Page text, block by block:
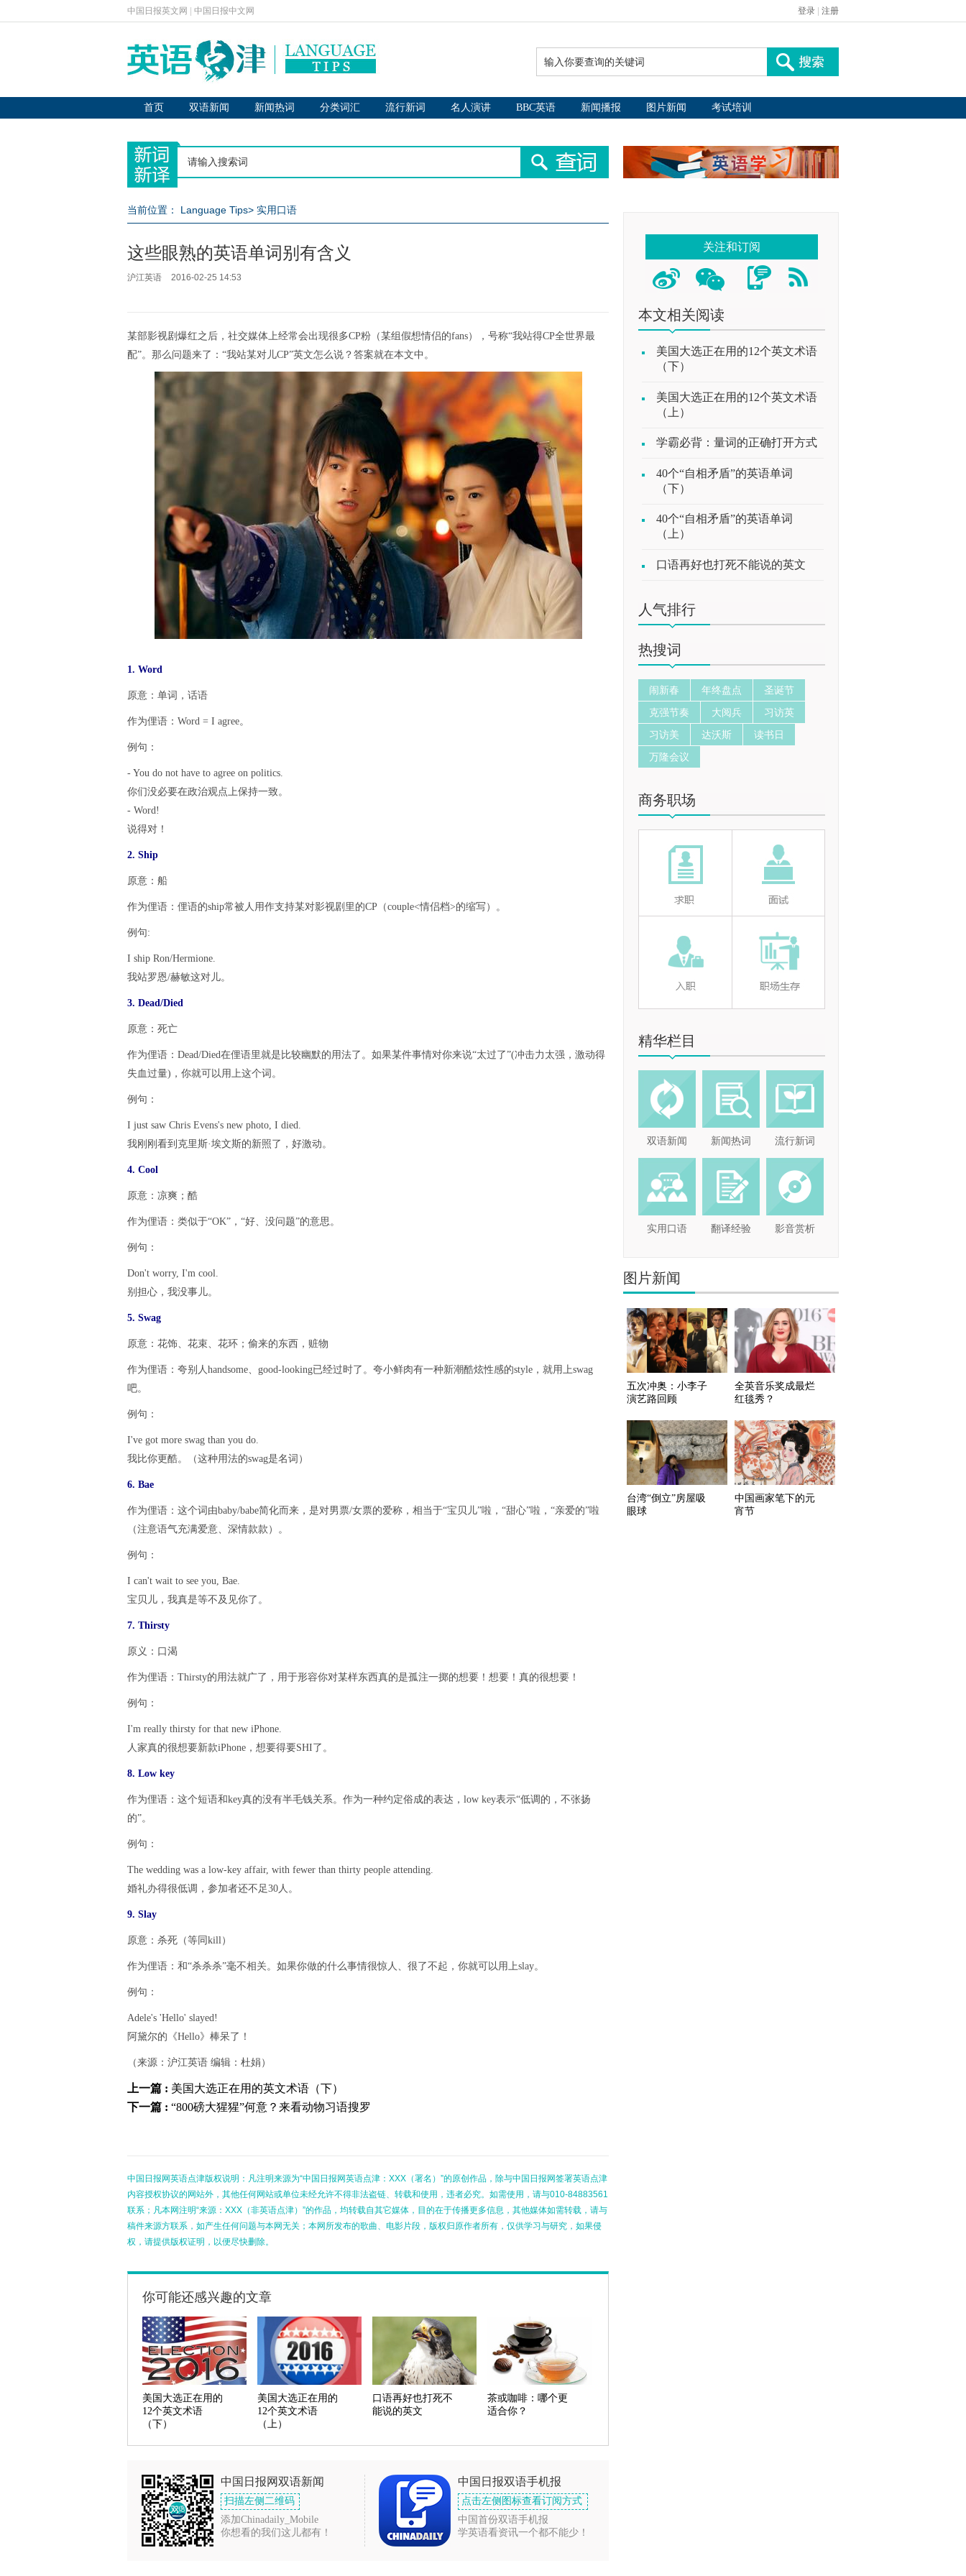
中国日报英文网 中国日报中文网 登录 注册
首页 双语新闻 新闻热词 分类词汇 流行新词 名人演讲 BBC英语 新闻播报 图片新闻 考试培训
当前位置： Language Tips> 实用口语
这些眼熟的英语单词别有含义
沪江英语 2016-02-25 14:53
某部影视剧爆红之后，社交媒体上经常会出现很多CP粉（某组假想情侣的fans），号称“我站得CP全世界最
配”。那么问题来了：“我站某对儿CP”英文怎么说？答案就在本文中。
1. Word
原意：单词，话语
作为俚语：Word = I agree。
例句：
- You do not have to agree on politics.
你们没必要在政治观点上保持一致。
- Word!
说得对！
2. Ship
原意：船
作为俚语：俚语的ship常被人用作支持某对影视剧里的CP（couple<情侣档>的缩写）。
例句:
I ship Ron/Hermione.
我站罗恩/赫敏这对儿。
3. Dead/Died
原意：死亡
作为俚语：Dead/Died在俚语里就是比较幽默的用法了。如果某件事情对你来说“太过了”(冲击力太强，激动得
失血过量)，你就可以用上这个词。
例句：
I just saw Chris Evens's new photo, I died.
我刚刚看到克里斯·埃文斯的新照了，好激动。
4. Cool
原意：凉爽；酷
作为俚语：类似于“OK”，“好、没问题”的意思。
例句：
Don't worry, I'm cool.
别担心，我没事儿。
5. Swag
原意：花饰、花束、花环；偷来的东西，赃物
作为俚语：夸别人handsome、good-looking已经过时了。夸小鲜肉有一种新潮酷炫性感的style，就用上swag
吧。
例句：
I've got more swag than you do.
我比你更酷。（这种用法的swag是名词）
6. Bae
作为俚语：这个词由baby/babe简化而来，是对男票/女票的爱称，相当于“宝贝儿”啦，“甜心”啦，“亲爱的”啦
（注意语气充满爱意、深情款款）。
例句：
I can't wait to see you, Bae.
宝贝儿，我真是等不及见你了。
7. Thirsty
原义：口渴
作为俚语：Thirsty的用法就广了，用于形容你对某样东西真的是孤注一掷的想要！想要！真的很想要！
例句：
I'm really thirsty for that new iPhone.
人家真的很想要新款iPhone，想要得要SHI了。
8. Low key
作为俚语：这个短语和key真的没有半毛钱关系。作为一种约定俗成的表达，low key表示“低调的，不张扬
的”。
例句：
The wedding was a low-key affair, with fewer than thirty people attending.
婚礼办得很低调，参加者还不足30人。
9. Slay
原意：杀死（等同kill）
作为俚语：和“杀杀杀”毫不相关。如果你做的什么事情很惊人、很了不起，你就可以用上slay。
例句：
Adele's 'Hello' slayed!
阿黛尔的《Hello》棒呆了！
（来源：沪江英语 编辑：杜娟）
上一篇 : 美国大选正在用的英文术语（下）
下一篇 : “800磅大猩猩”何意？来看动物习语搜罗
中国日报网英语点津版权说明：凡注明来源为“中国日报网英语点津：XXX（署名）”的原创作品，除与中国日报网签署英语点津
内容授权协议的网站外，其他任何网站或单位未经允许不得非法盗链、转载和使用，违者必究。如需使用，请与010-84883561
联系；凡本网注明“来源：XXX（非英语点津）”的作品，均转载自其它媒体，目的在于传播更多信息，其他媒体如需转载，请与
稿件来源方联系，如产生任何问题与本网无关；本网所发布的歌曲、电影片段，版权归原作者所有，仅供学习与研究，如果侵
权，请提供版权证明，以便尽快删除。
你可能还感兴趣的文章
美国大选正在用的
12个英文术语
（下）
美国大选正在用的
12个英文术语
（上）
口语再好也打死不
能说的英文
茶或咖啡：哪个更
适合你？
中国日报网双语新闻
扫描左侧二维码
添加Chinadaily_Mobile
你想看的我们这儿都有！
中国日报双语手机报
点击左侧图标查看订阅方式
中国首份双语手机报
学英语看资讯一个都不能少！
关注和订阅
本文相关阅读
美国大选正在用的12个英文术语
（下）
美国大选正在用的12个英文术语
（上）
学霸必背：量词的正确打开方式
40个“自相矛盾”的英语单词
（下）
40个“自相矛盾”的英语单词
（上）
口语再好也打死不能说的英文
人气排行
热搜词
闹新春 年终盘点
圣诞节
克强节奏
大阅兵
习访英
习访美
达沃斯
读书日
万隆会议
商务职场
精华栏目
双语新闻 新闻热词 流行新词
实用口语 翻译经验 影音赏析
图片新闻
五次冲奥：小李子
演艺路回顾
全英音乐奖成最烂
红毯秀？
台湾“倒立”房屋吸
眼球
中国画家笔下的元
宵节